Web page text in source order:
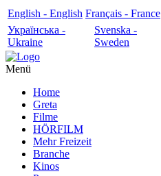
English - English Français - France
Українська -
Ukraine
Svenska -
Sweden
Menü
Home
Greta
Filme
HÖRFILM
Mehr Freizeit
Branche
Kinos